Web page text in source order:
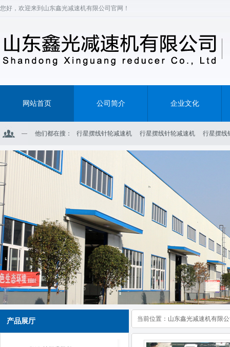
您好，欢迎来到山东鑫光减速机有限公司官网！
网站首页 公司简介 企业文化
他们都在搜： 行星摆线针轮减速机 行星摆线针轮减速机 行星摆线
产品展厅 当前位置： 山东鑫光减速机有限